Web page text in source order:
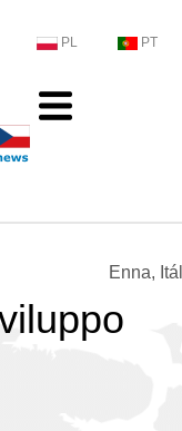
PL PT
Enna,